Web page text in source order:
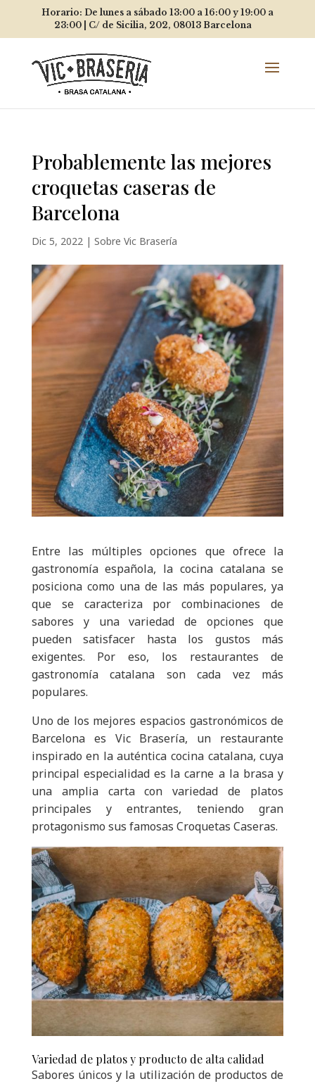
Horario: De lunes a sábado 13:00 a 16:00 y 19:00 a
23:00 | C/ de Sicilia, 202, 08013 Barcelona
Probablemente las mejores
croquetas caseras de
Barcelona
Dic 5, 2022| Sobre Vic Brasería
Entre las múltiples opciones que ofrece la
gastronomía española, la cocina catalana se
posiciona como una de las más populares, ya
que se caracteriza por combinaciones de
sabores y una variedad de opciones que
pueden satisfacer hasta los gustos más
exigentes. Por eso, los restaurantes de
gastronomía catalana son cada vez más
populares.
Uno de los mejores espacios gastronómicos de
Barcelona es Vic Brasería, un restaurante
inspirado en la auténtica cocina catalana, cuya
principal especialidad es la carne a la brasa y
una amplia carta con variedad de platos
principales y entrantes, teniendo gran
protagonismo sus famosas Croquetas Caseras.
Variedad de platos y producto de alta calidad
Sabores únicos y la utilización de productos de